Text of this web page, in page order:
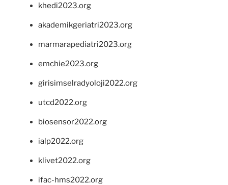
khedi2023.org
akademikgeriatri2023.org
marmarapediatri2023.org
emchie2023.org
girisimselradyoloji2022.org
utcd2022.org
biosensor2022.org
ialp2022.org
klivet2022.org
ifac-hms2022.org